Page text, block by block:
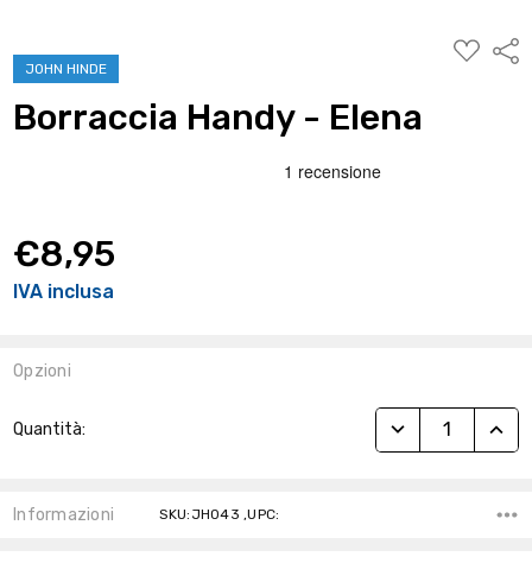
JOHN HINDE
ALLA
Borraccia Handy - Elena
€8,95
IVA inclusa
Opzioni
Attuale:
Quantità: RIDUCI
Informazioni SKU:JH043 ,UPC: